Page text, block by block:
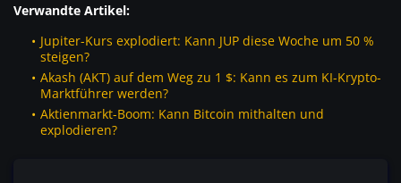
Verwandte Artikel:
Jupiter-Kurs explodiert: Kann JUP diese Woche um 50 %
steigen?
Akash (AKT) auf dem Weg zu 1 $: Kann es zum KI-Krypto-
Marktführer werden?
Aktienmarkt-Boom: Kann Bitcoin mithalten und
explodieren?